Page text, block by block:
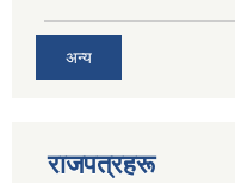
अन्य
राजपत्रहरू